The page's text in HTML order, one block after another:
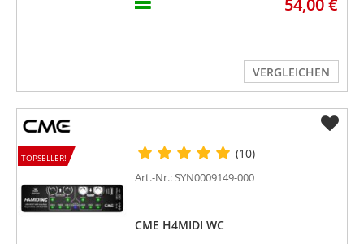
VERGLEICHEN
TOPSELLER! (10)
Art.-Nr.: SYN0009149-000
CME H4MIDI WC